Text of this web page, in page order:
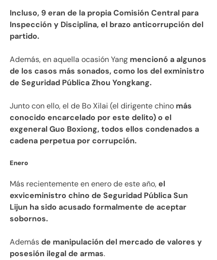
Incluso, 9 eran de la propia Comisión Central para
Inspección y Disciplina, el brazo anticorrupción del
partido.
Además, en aquella ocasión Yang mencionó a algunos
de los casos más sonados, como los del exministro
de Seguridad Pública Zhou Yongkang.
Junto con ello, el de Bo Xilai (el dirigente chino más
conocido encarcelado por este delito) o el
exgeneral Guo Boxiong, todos ellos condenados a
cadena perpetua por corrupción.
Enero
Más recientemente en enero de este año,el
exviceministro chino de Seguridad Pública Sun
Lijun ha sido acusado formalmente de aceptar
sobornos.
Ademásde manipulación del mercado de valores y
posesión ilegal de armas.